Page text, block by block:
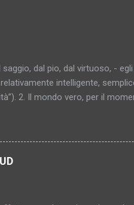
dal pio, dal virtuoso, -
intelligente,
2. Il mondo vero, per il
diventa donna, si
in quanto pensato una
e scetticismo; l’idea
salvifico, vincolante: a